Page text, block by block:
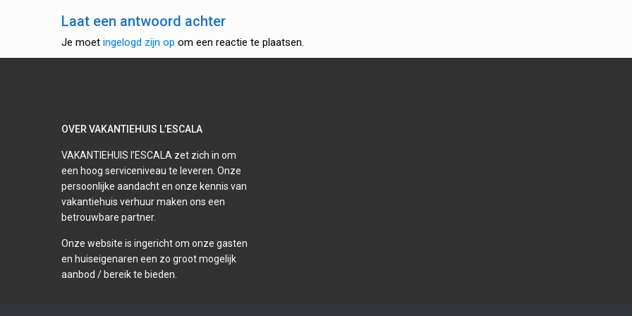
Laat een antwoord achter
Je moet ingelogd zijn op om een reactie te plaatsen.
OVER VAKANTIEHUIS L’ESCALA
VAKANTIEHUIS l’ESCALA zet zich in om
een hoog serviceniveau te leveren. Onze
persoonlijke aandacht en onze kennis van
vakantiehuis verhuur maken ons een
betrouwbare partner.
Onze website is ingericht om onze gasten
en huiseigenaren een zo groot mogelijk
aanbod / bereik te bieden.